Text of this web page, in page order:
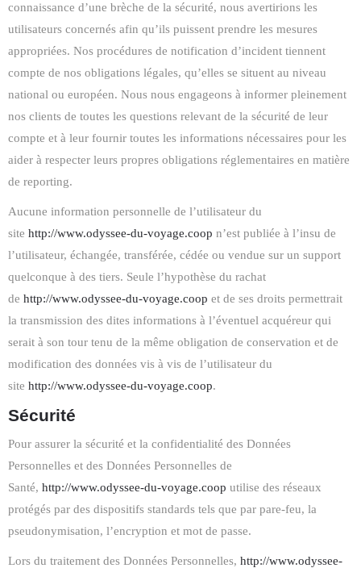
connaissance d’une brèche de la sécurité, nous avertirions les
utilisateurs concernés afin qu’ils puissent prendre les mesures
appropriées. Nos procédures de notification d’incident tiennent
compte de nos obligations légales, qu’elles se situent au niveau
national ou européen. Nous nous engageons à informer pleinement
nos clients de toutes les questions relevant de la sécurité de leur
compte et à leur fournir toutes les informations nécessaires pour les
aider à respecter leurs propres obligations réglementaires en matière
de reporting.
Aucune information personnelle de l’utilisateur du
site http://www.odyssee-du-voyage.coop n’est publiée à l’insu de
l’utilisateur, échangée, transférée, cédée ou vendue sur un support
quelconque à des tiers. Seule l’hypothèse du rachat
de http://www.odyssee-du-voyage.coop et de ses droits permettrait
la transmission des dites informations à l’éventuel acquéreur qui
serait à son tour tenu de la même obligation de conservation et de
modification des données vis à vis de l’utilisateur du
site http://www.odyssee-du-voyage.coop.
Sécurité
Pour assurer la sécurité et la confidentialité des Données
Personnelles et des Données Personnelles de
Santé, http://www.odyssee-du-voyage.coop utilise des réseaux
protégés par des dispositifs standards tels que par pare-feu, la
pseudonymisation, l’encryption et mot de passe.
Lors du traitement des Données Personnelles, http://www.odyssee-